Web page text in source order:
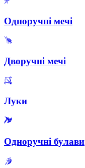
Одноручні мечі
Дворучні мечі
Луки
Одноручні булави